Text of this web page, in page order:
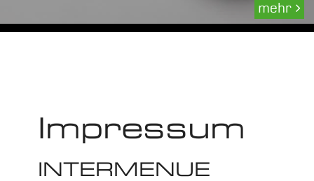
mehr
Impressum
INTERMENUE